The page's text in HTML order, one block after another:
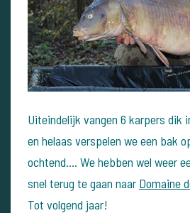
Uiteindelijk vangen 6 karpers dik
en helaas verspelen we een bak
ochtend.... We hebben wel weer
snel terug te gaan naar Domaine
Tot volgend jaar!